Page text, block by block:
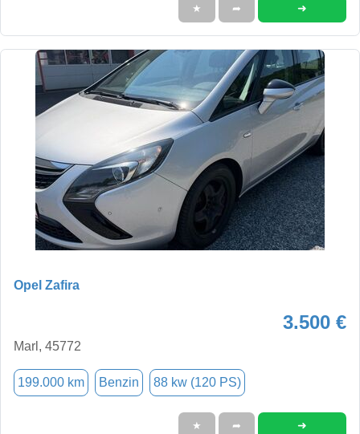
★ ➦ ➜
Opel Zafira
3.500 €
Marl, 45772
199.000 km Benzin 88 kw (120 PS)
★ ➦ ➜